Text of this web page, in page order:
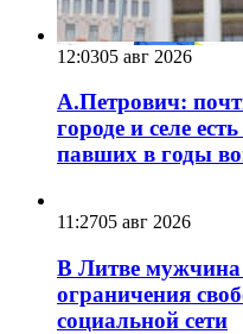
12:0305 авг 2026
А.Петрович:
городе и селе
павших в годы
11:2705 авг 2026
В Литве мужчина
ограничения
социальной сети